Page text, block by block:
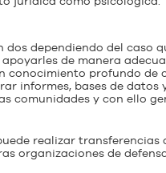
dependiendo del caso
de manera
profundo de
informes, bases de
y con ello
realizar
organizaciones de